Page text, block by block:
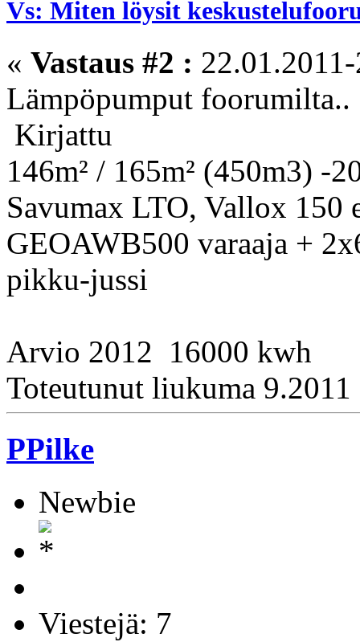
Vs: Miten löysit
« Vastaus #2 :
Lämpöpumput foorumilta..
Kirjattu
146m² / 165m² (450m3) -
Savumax LTO, Vallox 150
GEOAWB500 varaaja +
pikku-jussi
Arvio 2012 16000 kwh
Toteutunut liukuma
PPilke
Newbie
Viestejä: 7